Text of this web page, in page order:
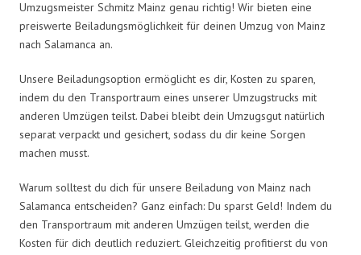
Umzugsmeister Schmitz Mainz genau richtig! Wir bieten eine
preiswerte Beiladungsmöglichkeit für deinen Umzug von Mainz
nach Salamanca an.
Unsere Beiladungsoption ermöglicht es dir, Kosten zu sparen,
indem du den Transportraum eines unserer Umzugstrucks mit
anderen Umzügen teilst. Dabei bleibt dein Umzugsgut natürlich
separat verpackt und gesichert, sodass du dir keine Sorgen
machen musst.
Warum solltest du dich für unsere Beiladung von Mainz nach
Salamanca entscheiden? Ganz einfach: Du sparst Geld! Indem du
den Transportraum mit anderen Umzügen teilst, werden die
Kosten für dich deutlich reduziert. Gleichzeitig profitierst du von